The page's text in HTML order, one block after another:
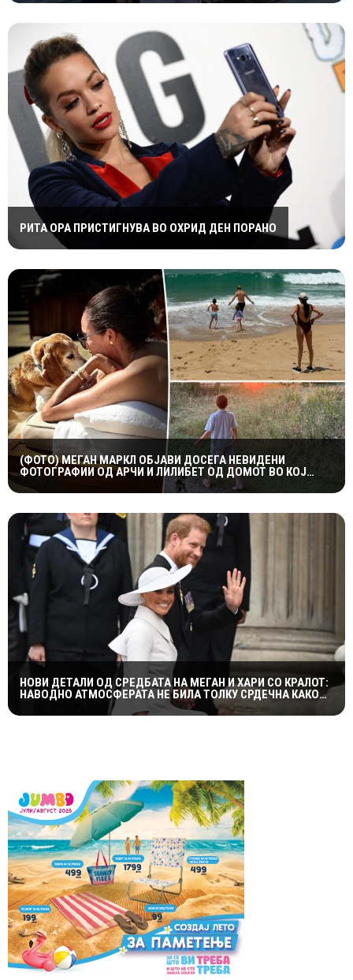
РИТА ОРА ПРИСТИГНУВА ВО ОХРИД ДЕН ПОРАНО
(ФОТО) МЕГАН МАРКЛ ОБЈАВИ ДОСЕГА НЕВИДЕНИ
ФОТОГРАФИИ ОД АРЧИ И ЛИЛИБЕТ ОД ДОМОТ ВО КОЈ
ПОРАСНАЛА ПРИНЦЕЗАТА ДИЈАНА
НОВИ ДЕТАЛИ ОД СРЕДБАТА НА МЕГАН И ХАРИ СО КРАЛОТ:
НАВОДНО АТМОСФЕРАТА НЕ БИЛА ТОЛКУ СРДЕЧНА КАКО
ШТО СЕ ОЧЕКУВАШЕ